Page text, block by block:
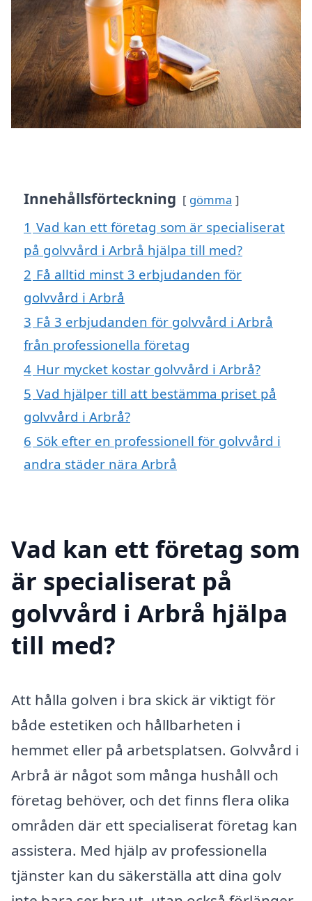
Innehållsförteckning gömma
1 Vad kan ett företag som är specialiserat
på golvvård i Arbrå hjälpa till med?
2 Få alltid minst 3 erbjudanden för
golvvård i Arbrå
3 Få 3 erbjudanden för golvvård i Arbrå
från professionella företag
4 Hur mycket kostar golvvård i Arbrå?
5 Vad hjälper till att bestämma priset på
golvvård i Arbrå?
6 Sök efter en professionell för golvvård i
andra städer nära Arbrå
Vad kan ett företag som
är specialiserat på
golvvård i Arbrå hjälpa
till med?
Att hålla golven i bra skick är viktigt för
både estetiken och hållbarheten i
hemmet eller på arbetsplatsen. Golvvård i
Arbrå är något som många hushåll och
företag behöver, och det finns flera olika
områden där ett specialiserat företag kan
assistera. Med hjälp av professionella
tjänster kan du säkerställa att dina golv